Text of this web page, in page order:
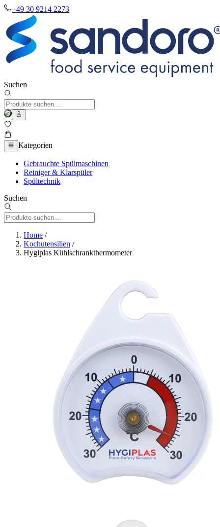
+49 30 9214 2273
Suchen
Kategorien
Gebrauchte Spülmaschinen
Reiniger & Klarspüler
Spültechnik
Suchen
Home /
Kochutensilien /
Hygiplas Kühlschrankthermometer